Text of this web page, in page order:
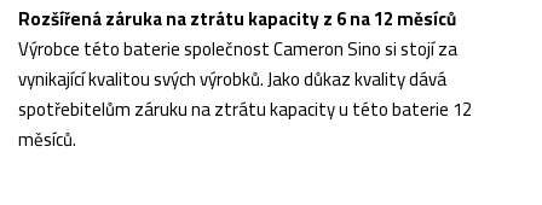
Rozšířená záruka na ztrátu kapacity z 6 na 12 měsíců
Výrobce této baterie společnost Cameron Sino si stojí za
vynikající kvalitou svých výrobků. Jako důkaz kvality dává
spotřebitelům záruku na ztrátu kapacity u této baterie 12
měsíců.